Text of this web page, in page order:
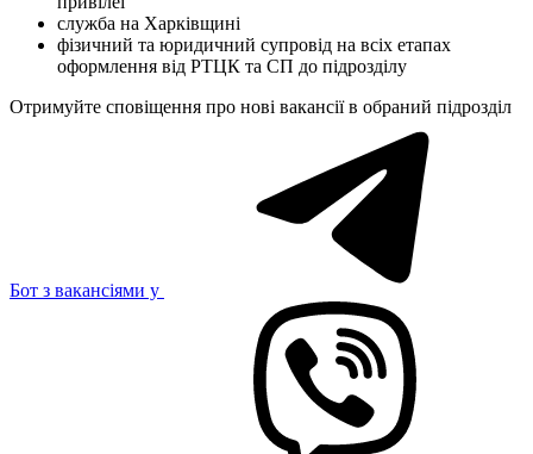
служба на Харківщині
фізичний та юридичний супровід на всіх етапах
оформлення від РТЦК та СП до підрозділу
Отримуйте сповіщення про нові вакансії в обраний підрозділ
Бот з вакансіями у